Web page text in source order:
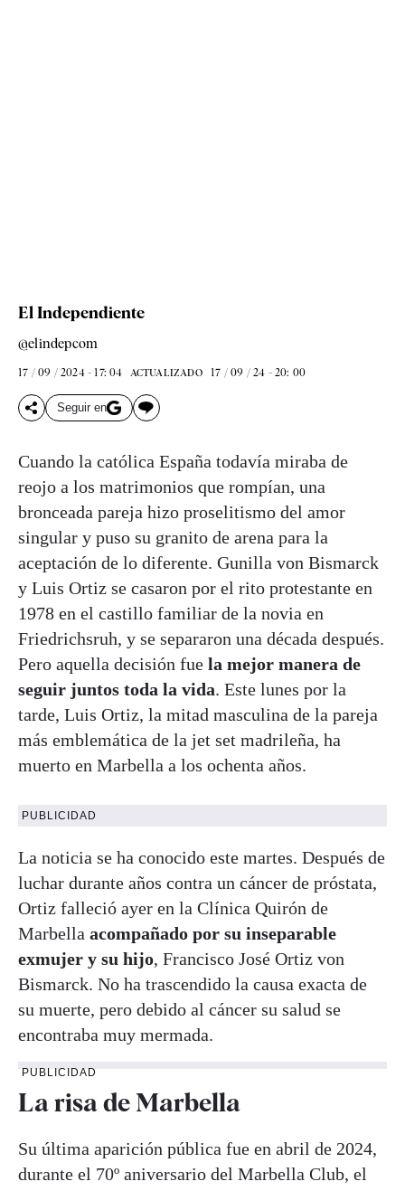
El Independiente
@elindepcom
17 / 09 / 2024 - 17: 04 ACTUALIZADO 17 / 09 / 24 - 20: 00
Seguir en
Cuando la católica España todavía miraba de
reojo a los matrimonios que rompían, una
bronceada pareja hizo proselitismo del amor
singular y puso su granito de arena para la
aceptación de lo diferente. Gunilla von Bismarck
y Luis Ortiz se casaron por el rito protestante en
1978 en el castillo familiar de la novia en
Friedrichsruh, y se separaron una década después.
Pero aquella decisión fue la mejor manera de
seguir juntos toda la vida. Este lunes por la
tarde, Luis Ortiz, la mitad masculina de la pareja
más emblemática de la jet set madrileña, ha
muerto en Marbella a los ochenta años.
PUBLICIDAD
La noticia se ha conocido este martes. Después de
luchar durante años contra un cáncer de próstata,
Ortiz falleció ayer en la Clínica Quirón de
Marbella acompañado por su inseparable
exmujer y su hijo, Francisco José Ortiz von
Bismarck. No ha trascendido la causa exacta de
su muerte, pero debido al cáncer su salud se
encontraba muy mermada.
PUBLICIDAD
La risa de Marbella
Su última aparición pública fue en abril de 2024,
durante el 70º aniversario del Marbella Club, el